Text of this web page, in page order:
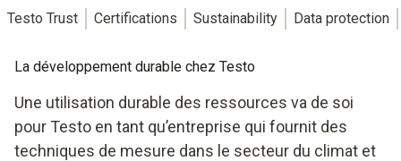
Testo Trust Certifications Sustainability Data protection
La développement durable chez Testo
Une utilisation durable des ressources va de soi
pour Testo en tant qu’entreprise qui fournit des
techniques de mesure dans le secteur du climat et